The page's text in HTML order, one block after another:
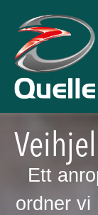
Ett
ordner vi